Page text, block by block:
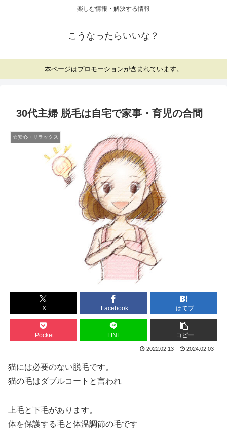
楽しむ情報・解決する情報
こうなったらいいな？
本ページはプロモーションが含まれています。
30代主婦 脱毛は自宅で家事・育児の合間
☆安心・リラックス
X Facebook はてブ
Pocket LINE コピー
2022.02.13 2024.02.03
猫には必要のない脱毛です。
猫の毛はダブルコートと言われ
上毛と下毛があります。
体を保護する毛と体温調節の毛です